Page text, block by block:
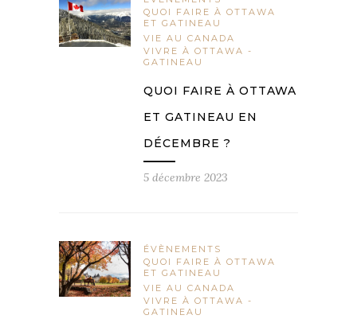
QUOI FAIRE À OTTAWA
ET GATINEAU
VIE AU CANADA
VIVRE À OTTAWA -
GATINEAU
QUOI FAIRE À OTTAWA
ET GATINEAU EN
DÉCEMBRE ?
5 décembre 2023
ÉVÈNEMENTS
QUOI FAIRE À OTTAWA
ET GATINEAU
VIE AU CANADA
VIVRE À OTTAWA -
GATINEAU